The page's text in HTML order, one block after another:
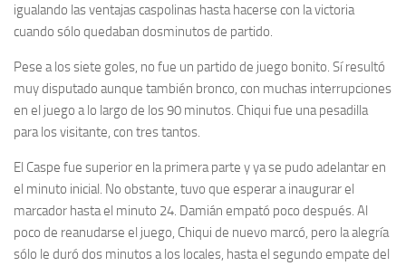
igualando las ventajas caspolinas hasta hacerse con la victoria
cuando sólo quedaban dosminutos de partido.
Pese a los siete goles, no fue un partido de juego bonito. Sí resultó
muy disputado aunque también bronco, con muchas interrupciones
en el juego a lo largo de los 90 minutos. Chiqui fue una pesadilla
para los visitante, con tres tantos.
El Caspe fue superior en la primera parte y ya se pudo adelantar en
el minuto inicial. No obstante, tuvo que esperar a inaugurar el
marcador hasta el minuto 24. Damián empató poco después. Al
poco de reanudarse el juego, Chiqui de nuevo marcó, pero la alegría
sólo le duró dos minutos a los locales, hasta el segundo empate del